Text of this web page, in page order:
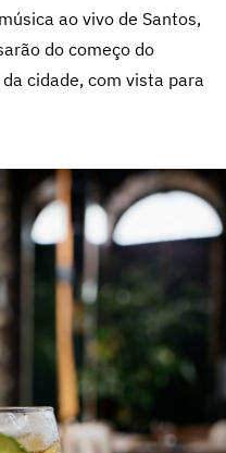
ao vivo de Santos,
do começo do
cidade, com vista para